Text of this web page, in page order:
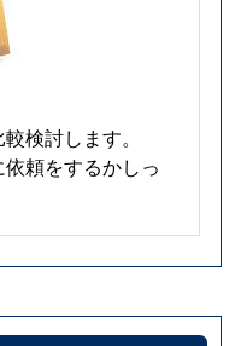
検討します。
頼をするかしっ